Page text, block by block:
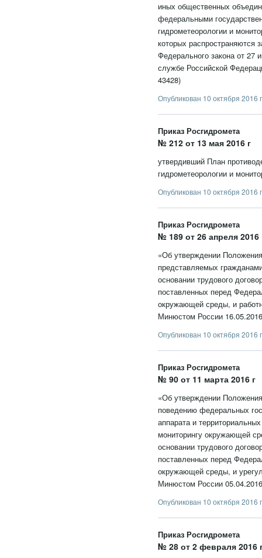
иных общественных
федеральными
гидрометеорологии и
которых распространяются
Федерального закона от 27
службе Российской
43428)
Опубликован 10 октября 2016 г
Приказ Росгидромета
№ 212 от 13 мая 2016 г
утвердивший План
гидрометеорологии и
Опубликован 10 октября 2016 г
Приказ Росгидромета
№ 189 от 26 апреля 2016
«Об утверждении
представляемых
основании трудового
поставленных перед
окружающей среды, и
Минюстом России
Опубликован 10 октября 2016 г
Приказ Росгидромета
№ 90 от 11 марта 2016 г
«Об утверждении
поведению федеральных
аппарата и
мониторингу окружающей
основании трудового
поставленных перед
окружающей среды, и
Минюстом России
Опубликован 10 октября 2016 г
Приказ Росгидромета
№ 28 от 2 февраля 2016